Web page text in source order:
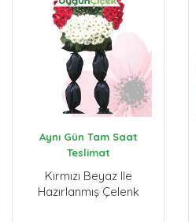
Aynı Gün Tam Saat
Teslimat
Kırmızı Beyaz Ile
Hazırlanmış Çelenk